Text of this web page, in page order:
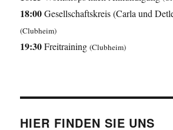
18:00Gesellschaftskreis (Carla und
(Clubheim)
19:30Freitraining(Clubheim)
HIER FINDEN SIE UNS